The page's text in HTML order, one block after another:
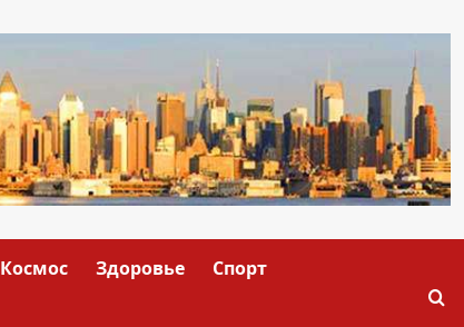
Космос Здоровье Спорт